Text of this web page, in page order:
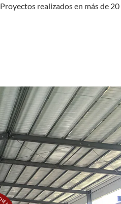
Proyectos realizados en más de 20